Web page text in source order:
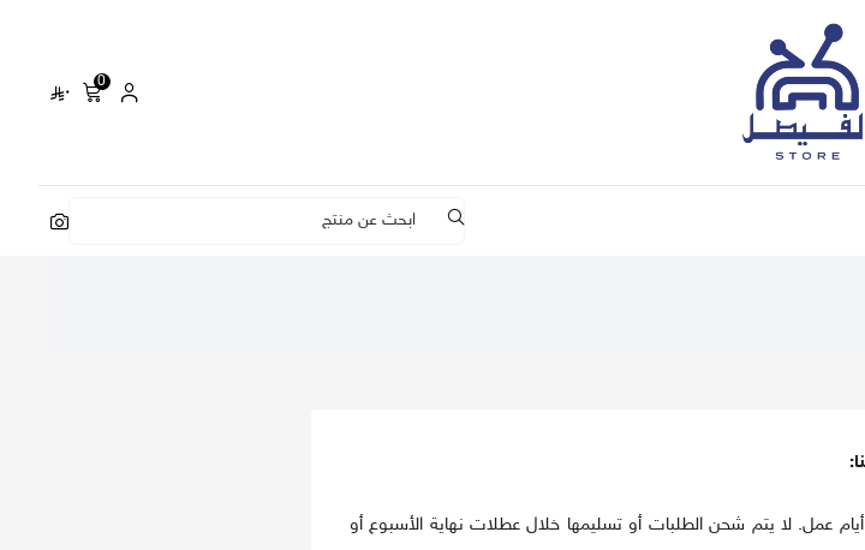
0 ٠
معالجة الشحنة: جميع الطلبات المقدمة قبل الساعة 2:00 مساءً يتم معالجتها في غضون 0-1 أيام عمل. لا يتم شحن الطلبات أو تسليمها خلال عطلات نهاية الأسبوع أو